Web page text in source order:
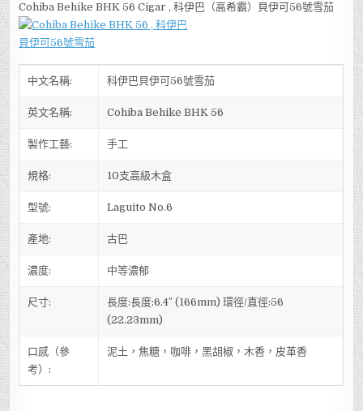
Cohiba Behike BHK 56 Cigar , 科伊巴（高希霸）貝伊可56號雪茄
中文名稱: 科伊巴貝伊可56號雪茄
英文名稱: Cohiba Behike BHK 56
製作工藝: 手工
規格: 10支高級木盒
型號: Laguito No.6
產地: 古巴
濃度: 中等濃郁
尺寸:
長度:長度:6.4″ (166mm) 環徑/直徑:56
(22.23mm)
口感（參
考）:
泥土，焦糖，咖啡，黑胡椒，木香，皮革香